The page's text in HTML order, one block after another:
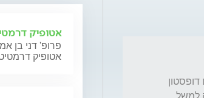
אטופיק
פרופ' דני בן
אטופיק